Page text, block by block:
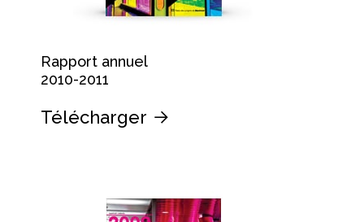
Rapport annuel
2010-2011
Télécharger